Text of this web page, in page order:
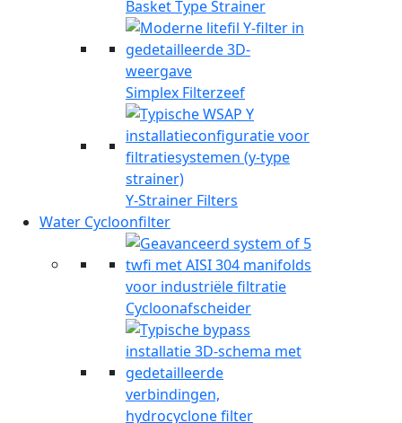
Basket Type Strainer
Simplex Filterzeef
Y-Strainer Filters
Water Cycloonfilter
Cycloonafscheider